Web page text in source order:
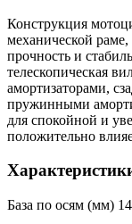
Конструкция
механической
прочность и
телескопическая
амортизаторами,
пружинными
для спокойной и
положительно
База по осям (мм)